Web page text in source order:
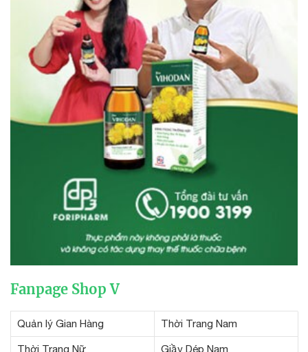
Fanpage Shop V
Quản lý Gian Hàng Thời Trang Nam
Thời Trang Nữ Giầy Dép Nam